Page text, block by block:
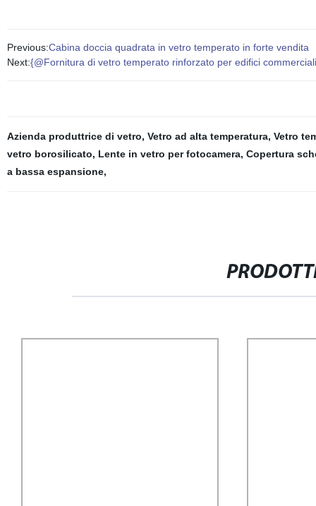
Previous:Cabina doccia quadrata in vetro temperato in forte vendita
Next:{@Fornitura di vetro temperato rinforzato per edifici
Azienda produttrice di vetro, Vetro ad alta temperatura, Vetro
vetro borosilicato, Lente in vetro per fotocamera, Copertura
a bassa espansione,